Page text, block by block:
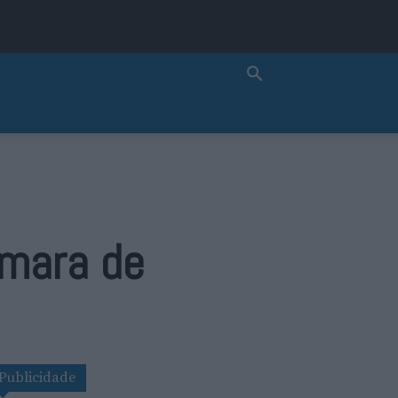
de
Publicidade